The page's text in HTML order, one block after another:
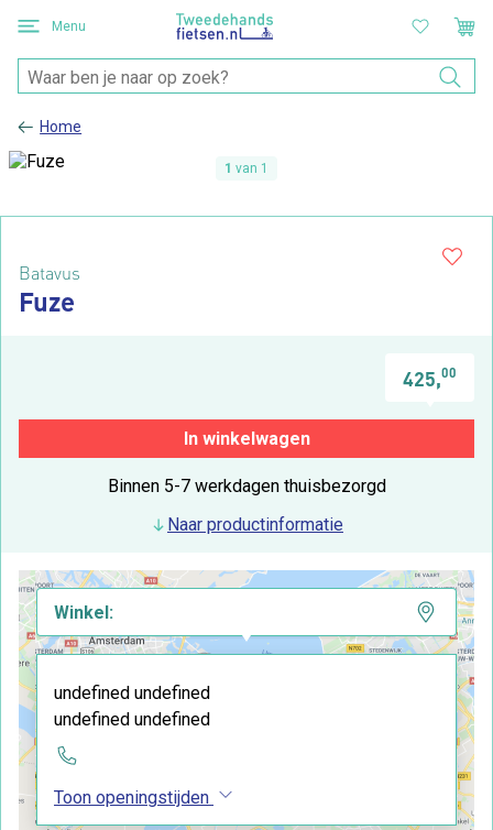
Menu
Home
1 van 1
Batavus
Fuze
425,00
In winkelwagen
Binnen 5-7 werkdagen thuisbezorgd
Naar productinformatie
Winkel:
undefined undefined
undefined undefined
Toon openingstijden